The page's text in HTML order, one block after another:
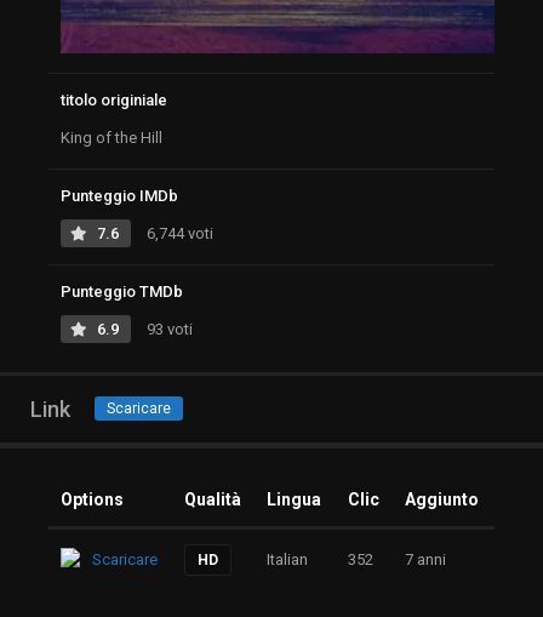
titolo originiale
King of the Hill
Punteggio IMDb
7.6 6,744 voti
Punteggio TMDb
6.9 93 voti
Link Scaricare
Options Qualità Lingua Clic Aggiunto
Scaricare HD Italian 352 7 anni